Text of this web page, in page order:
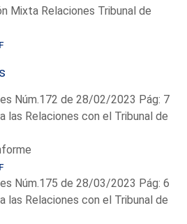
Mixta Relaciones Tribunal de
Núm.172 de 28/02/2023 Pág: 7
las Relaciones con el Tribunal de
Núm.175 de 28/03/2023 Pág: 6
las Relaciones con el Tribunal de